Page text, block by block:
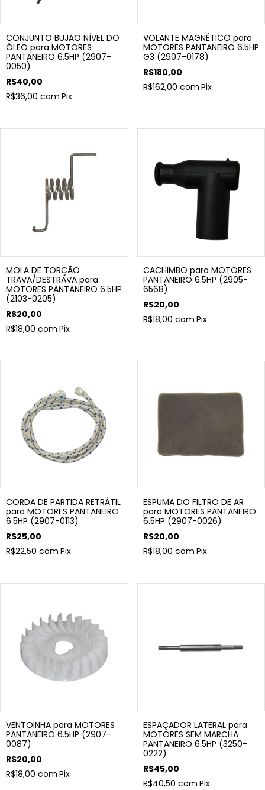
CONJUNTO BUJÃO NÍVEL DO
ÓLEO para MOTORES
PANTANEIRO 6.5HP (2907-
0050)
R$40,00
R$36,00 com Pix
VOLANTE MAGNÉTICO para
MOTORES PANTANEIRO 6.5HP
G3 (2907-0178)
R$180,00
R$162,00 com Pix
MOLA DE TORÇÃO
TRAVA/DESTRAVA para
MOTORES PANTANEIRO 6.5HP
(2103-0205)
R$20,00
R$18,00 com Pix
CACHIMBO para MOTORES
PANTANEIRO 6.5HP (2905-
6568)
R$20,00
R$18,00 com Pix
CORDA DE PARTIDA RETRÁTIL
para MOTORES PANTANEIRO
6.5HP (2907-0113)
R$25,00
R$22,50 com Pix
ESPUMA DO FILTRO DE AR
para MOTORES PANTANEIRO
6.5HP (2907-0026)
R$20,00
R$18,00 com Pix
VENTOINHA para MOTORES
PANTANEIRO 6.5HP (2907-
0087)
R$20,00
R$18,00 com Pix
ESPAÇADOR LATERAL para
MOTORES SEM MARCHA
PANTANEIRO 6.5HP (3250-
0222)
R$45,00
R$40,50 com Pix